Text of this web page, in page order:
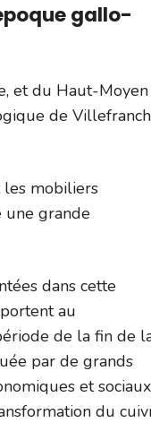
gallo-
et du Haut-Moyen
de
les mobiliers
une grande
dans cette
au
de la fin de
par de grands
et
du